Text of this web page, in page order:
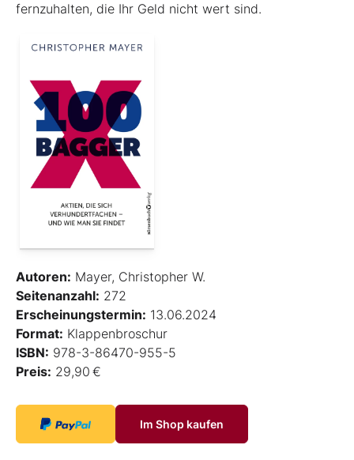
fernzuhalten, die Ihr Geld nicht wert sind.
Autoren: Mayer, Christopher W.
Seitenanzahl: 272
Erscheinungstermin: 13.06.2024
Format: Klappenbroschur
ISBN: 978-3-86470-955-5
Preis: 29,90 €
Im Shop kaufen